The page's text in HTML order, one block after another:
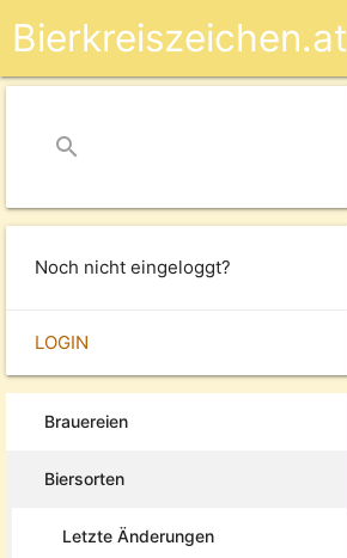
Bierkreiszeichen.at
search
Noch nicht eingeloggt?
LOGIN
Brauereien
Biersorten
Letzte Änderungen